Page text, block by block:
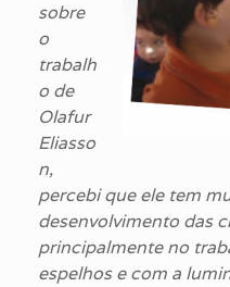
sobre
o
trabalh
o de
Olafur
Eliasso
n,
percebi que ele tem
desenvolvimento das
principalmente no
espelhos e com a